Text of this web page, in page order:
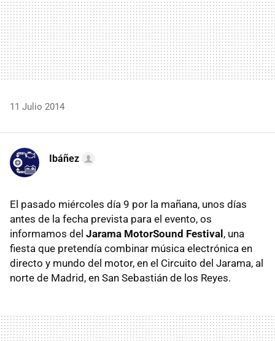
11 Julio 2014
Ibáñez
El pasado miércoles día 9 por la mañana, unos días
antes de la fecha prevista para el evento, os
informamos del Jarama MotorSound Festival , una
fiesta que pretendía combinar música electrónica en
directo y mundo del motor, en el Circuito del Jarama, al
norte de Madrid, en San Sebastián de los Reyes.